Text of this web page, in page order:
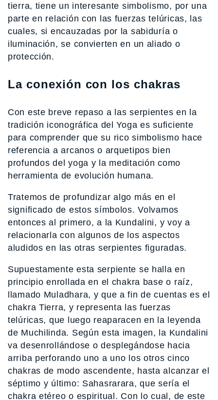
tierra, tiene un interesante simbolismo, por una
parte en relación con las fuerzas telúricas, las
cuales, si encauzadas por la sabiduría o
iluminación, se convierten en un aliado o
protección.
La conexión con los chakras
Con este breve repaso a las serpientes en la
tradición iconográfica del Yoga es suficiente
para comprender que su rico simbolismo hace
referencia a arcanos o arquetipos bien
profundos del yoga y la meditación como
herramienta de evolución humana.
Tratemos de profundizar algo más en el
significado de estos símbolos. Volvamos
entonces al primero, a la Kundalini, y voy a
relacionarla con algunos de los aspectos
aludidos en las otras serpientes figuradas.
Supuestamente esta serpiente se halla en
principio enrollada en el chakra base o raíz,
llamado Muladhara, y que a fin de cuentas es el
chakra Tierra, y representa las fuerzas
telúricas, que luego reaparacen en la leyenda
de Muchilinda. Según esta imagen, la Kundalini
va desenrollándose o desplegándose hacia
arriba perforando uno a uno los otros cinco
chakras de modo ascendente, hasta alcanzar el
séptimo y último: Sahasrarara, que sería el
chakra etéreo o espiritual. Con lo cual, de este